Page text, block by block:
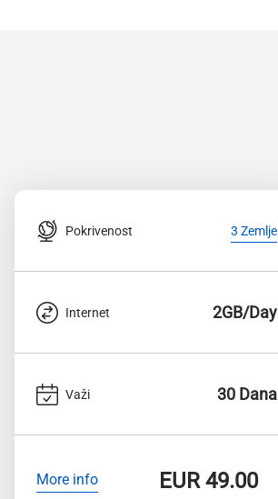
Pokrivenost 3 Zemlje
Internet 2GB/Day
Važi 30 Dana
More info EUR49.00